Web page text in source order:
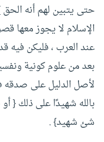
الإسلام لا يجوز معها
عند العرب ، فليكن
بعد من علوم كونية
لأصل الدليل على
بالله شهيدًا على ذلك {‏
شئ شهيد}‏ .‏